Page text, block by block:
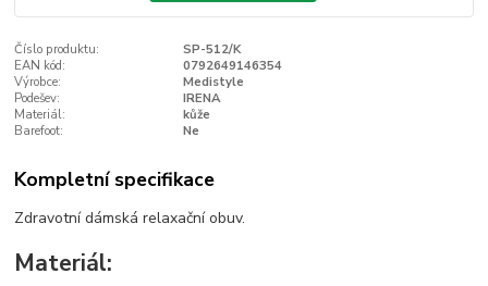
Číslo produktu:
SP-512/K
EAN kód:
0792649146354
Výrobce:
Medistyle
Podešev:
IRENA
Materiál:
kůže
Barefoot:
Ne
Kompletní specifikace
Zdravotní dámská relaxační obuv.
Materiál: